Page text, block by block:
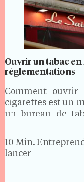
Ouvrir un tabac
réglementations
Comment
cigarettes est un
un bureau de
Avec plus de 14
10 Min.
lancer